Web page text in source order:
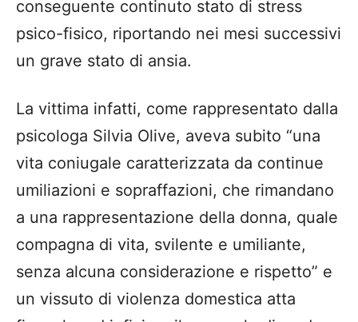
conseguente continuto stato di stress
psico-fisico, riportando nei mesi successivi
un grave stato di ansia.
La vittima infatti, come rappresentato dalla
psicologa Silvia Olive, aveva subito “una
vita coniugale caratterizzata da continue
umiliazioni e sopraffazioni, che rimandano
a una rappresentazione della donna, quale
compagna di vita, svilente e umiliante,
senza alcuna considerazione e rispetto” e
un vissuto di violenza domestica atta